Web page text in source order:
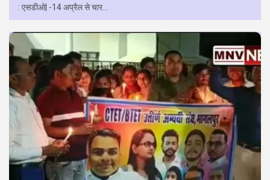
: एसडीओ| -14 अप्रैल से चार...